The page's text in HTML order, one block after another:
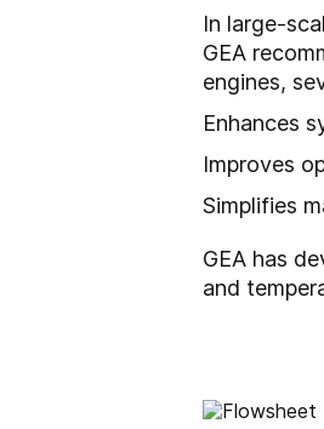
In large-
GEA
engines,
Enhances
Improves
Simplifies
GEA has
and